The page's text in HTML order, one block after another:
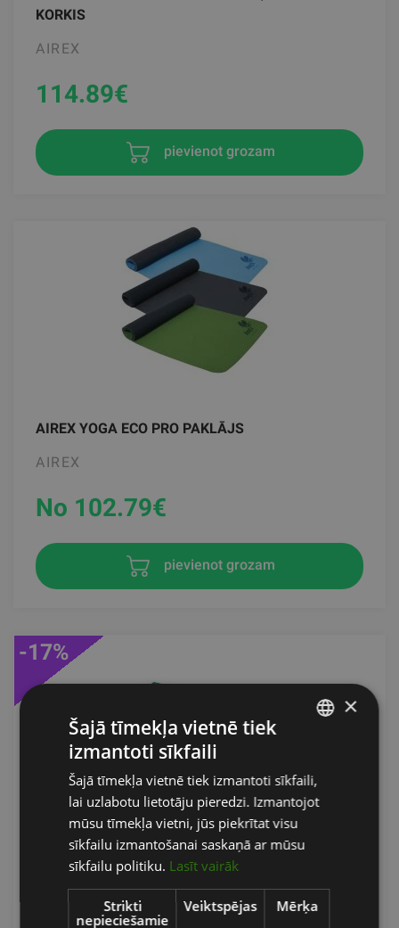
KORKIS
AIREX
114.89€
pievienot grozam
AIREX YOGA ECO PRO PAKLĀJS
AIREX
No 102.79€
pievienot grozam
AIREX® ATLAS VINGROŠANAS PAKLĀJS
AIREX
-17%
No 261.07€
ENGLISH
RUSSIAN
×
Šajā tīmekļa vietnē tiek
izmantoti sīkfaili
Šajā tīmekļa vietnē tiek izmantoti sīkfaili,
lai uzlabotu lietotāju pieredzi. Izmantojot
mūsu tīmekļa vietni, jūs piekrītat visu
sīkfailu izmantošanai saskaņā ar mūsu
sīkfailu politiku. Lasīt vairāk
Strikti
nepieciešamie
Veiktspējas Mērķa